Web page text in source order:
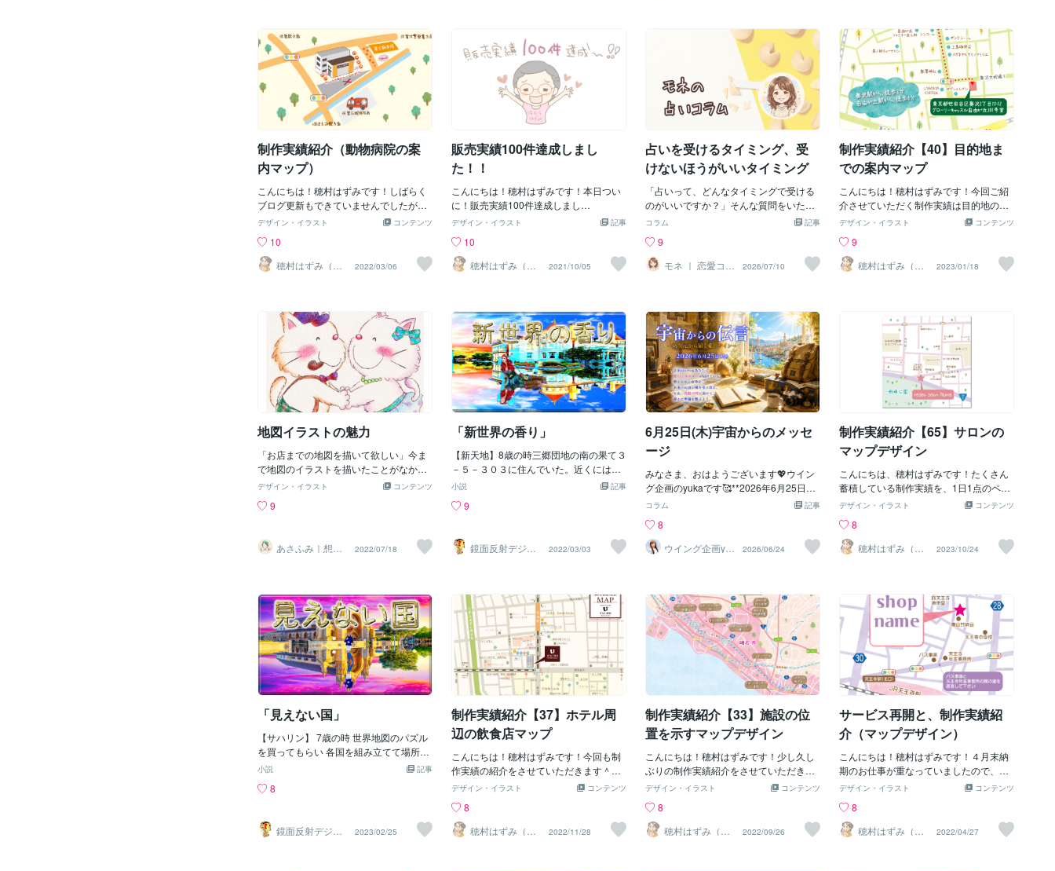
置情報を 作り上げてるとの事。 現在位置
情報を習得してる企業は みんな少しずつ
ズレが生じてて 位置情報を1企業で管理
するのが とても難しい状態です。 Googl
eもその例外にもれず 1企業で位置情報を
管理してるから 結構ずれが生じてて 精密
な位置情
地図が出会ったのは・・・なんて常套文
句から始めますが(笑)新卒でデザイナー
として勤めた会社で業務として携わった
ことがきっかけです。※経験年数は公開し
ているので、大体の年齢はわかってしま
いますね！そちらの会社では、全国各地
で行われるとあるイベントのため、一定
を作成するという大型ミッションが通常
業務に加えて年に２．３回発生していま
した。非常に短期間に大量の地図を書い
ては修正する日々…新米だった私がまず
最初に習ったのは・・・「くまのぬいぐ
るみのトレース」でした(笑)つまり、
「やってみて～☆」と。。。通常業務で
は直線を扱うことのほうが多かったの
で、当時の私には変化球でした⚾それで
はないことがほとんど（縫い目もなけれ
ばリボンもない！）なので、実は、イラ
ストレーターの技術だけで言えば、大し
たことはやっていないと思うのです。▶
誰に地図作成をお願いするかの基準さき
ほど、「作るのは簡単やで～」的な言い
方をしました。目的地周辺の情報があれ
ば、まあそれなりの地図は誰にでも作れ
ます。皆さんも、作れ！と言われれば、o
館内を、金色の光が優しく包み込んでい
ます。中二階へと続く螺旋階段。天井ま
で続く本棚には、古い歴史書や地図が静
かに並び、長い年月を越えて受け継がれ
てきた知恵が、今も息づいているようで
す。机の上には、これから向かう旅路を
が静かに広げられています📖未知の世界
は、恐れる場所ではありません。知ろう
とする心が、新しい扉を開いてくれま
す。ふと宇宙は、あなたへ優しく語りか
けます。「未来は、勇気だけではなく、
知ることでも広がってい
へ続く旅路に、新たな知恵という光を灯
してくれる一日。心が惹かれることを学
び、興味を持ったことを調べるだけで
ョン✨図書館へ行く✨今日はぜひ、図書
館へ足を運んでみましょう📚✨読みたい
本を探してもいい。気になっていたジャ
ンルを何気なく眺めてみるだけでも大丈
夫です🥰今のあなたに必要な一冊や、こ
れから進む道へのヒントが、思いがけな
い場所で待っているかもしれません。
「なんとなく気になる。」その直感こそ
が、宇宙から届く小さなサインなのです
変だから却下された。でも三郷団地なん
て言う辺境の田舎の近場なんて車で10分
の所にある三里駅のヨーカドーくらいし
かない。(´･д･`)ｼｮﾎﾞｰﾝそこでここから1番
近いレストランに食事に行こうとなり1番
近いレストランを本の地図を見て探し始
めた。地図で探した1番近いレストランは
隣町の「すかいらーく」と隣町の焼肉食
べ放題の店「じゃんじゃん」があった。
〓＝〓＝〓＝〓＝〓＝〓＝〓＝〓＝〓＝
〓【夢の国】そこで母親が焼肉食べ放題
の方が安いしたったの1人60分1000円だ
しここに決定と勝手に決めてしまう。俺
も肉が好きだったから今度の日曜日に行
くドライブがとても楽しみになってしま
いたらふく肉を食べようと喜んだ。そし
て日曜日早速初自家用車に乗り込み武蔵
野線の線路を超えた所にある焼肉屋「じ
がおかれてる巨大冷蔵庫がドーンと置か
れてた！その冷蔵庫に肉が山盛りに盛ら
れた大きなお皿がたくさん並んでてなん
と！そこお皿から自由にとりテーブルで
焼けると説明される！ﾋｨｰ(ﾟﾛﾟﾉ)ﾉ始めて
きた焼肉食べ放題の店は万里の長城に肉
が並んでる光景であまりの肉の多さに驚
き全部食べた
に張り付けて 国の位置の勉強をしてた。
この頃俺は 世界地図のパズルを組み立て
て 大体国の位置を知ってたから 生意気に
得意げな顔をしてた。 先生に質問される
と 知ってる事を自慢したいが為に 勢いよ
く手を上げて大きな声で 「はい！は
い！」と叫んだ。 そして先生にさされる
と 自信満々で国名を答えて 先生に褒めら
れて上機嫌になり ご満悦になってた。 °˖
☆◝(⁰▿⁰)◜☆˖° 〓＝〓＝〓＝〓＝〓＝〓＝
〓＝〓＝〓＝〓 【祖父の地図】 黒板に貼
られた世界地図を見ると パズルのソビエ
トと同じ 右側3分の2だけ何も書かれてな
く いつもこの事が不思議に感じてた。 こ
の何も書いてないシベリア部分は 寒すぎ
て人が住めないと聞いてたが 鉄道があり
駅もあるのだから 普通町位あるだろうと
感じてた。 なのでこの事を先生に聞と
は どんな町や村があるのか よけい知りた
くなってしまい 冒険心みたいのが沸いて
きた。 何かここには 特別な財宝があるよ
うな気がして この何も書かれ
制作実績紹介（動物病院の案
内マップ）
こんにちは！穂村はずみです！しばらく
ブログ更新もできていませんでしたが今
後も、何点か制作実績としてポートフォ
点ご紹介させていただきます＾＾1月に納
品させていただいた作品ですが、動物病
院の駐車場の案内マップです。オリジナ
たしました！オリジナル地図のデザイン
サービスはこちらです！外観写真をイラ
ストとして描かせていただくオリジナル
アイコンは有料オプションですが、世界
に１つだけの完全オリジナルのマップと
してご使用いただけるのでぜひご検討く
ださい(*＾＾*)まだまだ掲載予定の作品は
あとに控えていますので後日改めてご紹
介させていただきます♪
コンテンツ
デザイン・イラスト
10
穂村はずみ（ホ
ムラハズミ）
2022/03/06
販売実績100件達成しまし
た！！
こんにちは！穂村はずみです！本日つい
に！販売実績100件達成しまし
た〜〜！！！(*＾＾*)ありがとうございま
らご依頼の数が増えてきて気がつけば一
度プラチナランクに入ることもできたり
（震）リピーターさんもたくさんいらっ
ナル地図デザインのサービスです！目的
地の建物の外観写真を参考に、オリジナ
ルのアイコン制作（オプション）も可能
です！詳しくは↑出品サービスページご
ご覧ください＾＾次いでご依頼が多いの
はイラストのサービスです！１点3,000円
で承っていますが、複数の場合は別途お
見積もりいたしますのでどうぞお気軽に
お声かけください＾＾♪他にもいろいろ
スも少しずつ考えているので実績150
件、200件を目指して頑張ります！＾＾
記事
デザイン・イラスト
10
穂村はずみ（ホ
ムラハズミ）
2021/10/05
占いを受けるタイミング、受
けないほうがいいタイミング
「占いって、どんなタイミングで受ける
のがいいですか？」そんな質問をいただ
くことがあります。正直に言うと、「こ
ん。でも、「こんなときは占いが役に立
つな」と思うタイミングはあります。例
えば、迷っているとき。頭の中でぐるぐ
「本当は私はこうしたかったんだ。」そ
んな答えが、自分の口から出てくること
も少なくありません。また、「こうした
い」という気持ちはあるけれど、不安で
一歩が踏み出せないとき。そんなとき
も、占いはそっと背中を押してくれるこ
とがあります。私は、占いを地図みたい
なものだと思っています。道はいくつも
ある。その中で、「こっちもあるんだ」
と気づくための時間。今いる場所を確認
したり、少し先をイメージしたり。そん
なふうに使えると、占いはとても心強い
存在になります。反対に、あまりおすす
めしないタイミングもあります。それ
ときです。「あの人が変わってくれた
ら。」「あの人が連絡してくれたら。」
「上司がこうしてくれたら。」そんなふ
ってみてほしいのです。「私はどうした
い？」「私はどう動ける？」その問いに
目を向けるだけで、見える景色は少しず
つ変わってきます。一日で大きく変わる
ことはないかもしれません。でも、小さ
な気持ちの変化を積み重ねていくと、一
か月後には、自分も周りとの関係も少し
ずつ変わっていきます。占いは、未来を
知るためだけのものではありません。自
分の気持ちを言葉にして、自分らしい一
歩を
記事
コラム
9
モネ ｜ 恋愛コラ
ムニスト・占い
2026/07/10
制作実績紹介【40】目的地ま
での案内マップ
こんにちは！穂村はずみです！今回ご紹
介させていただく制作実績は目的地の建
物までの案内マップです！リピーター様
赤い点線でルート案内を示したマップで
す。パステルカラーでふんわりとしたイ
メージに仕上げました！マップデザイン
納期のお仕事のご依頼・お問い合わせを
承っています。1月末までのお仕事は、内
容により承ることが難しい可能性がござ
います。判断に迷われたらお気軽にお問
い合わせください！
コンテンツ
デザイン・イラスト
9
穂村はずみ（ホ
ムラハズミ）
2023/01/18
地図イラストの魅力
「お店までの地図を描いて欲しい」今ま
で地図のイラストを描いたことがなかっ
たのですが今回のご依頼で 新たな自分
ご依頼いただいたのがミシンのお店だっ
地図イラストにしました♪わかりやすさ
を重視しながらお店に行ってみたくなる
地図をワクワクしながら描かせて頂きま
した。ただの地図がこんな面白いものに
なるなんて☆どうか沢山のお客様の心に
このワクワクがお裾分けできますように
♪
コンテンツ
デザイン・イラスト
9
あさふみ｜想い
に寄り添うイラ
2022/07/18
「新世界の香り」
【新天地】8歳の時三郷団地の南の果て３
－５－３０３に住んでいた。近くには広
大な空き地の「蛇山」と言う三郷市が管
はいつもこのこの空き地に行き1人で遊ん
ら玩具や巡りをして玩具を眺めたり本屋
巡りをして立ち読みをしてた。(´∀｀*)ｳﾌﾌ
所を見つけたくなる。そして俺は自転車
に乗って三郷団地内の遠くまで行き知ら
ない場所を探してみた。三郷団地は自転
車で１周するだけでも30分くらいかかる
凄く大きな団地でまだ知らない場所がた
くさんある。〓＝〓＝〓＝〓＝〓＝〓＝
〓＝〓＝〓＝〓＝〓【地図をください】
俺は自転車に乗って行った事がない北側
にどんどん向かって行った。((o(*´∀`*)o))
ﾜｸﾜｸ♪しばらく自転車で走ると未知の場
所に突入しとりあえずお店がある場所を
探した。俺はこの知らない場所でも玩具
屋と本屋を探してた。それは知らない場
所のお店に行けば初めて見る特別な物が
ある気がして期待に胸を膨らませてたか
ら。でも知らない場所の探索なんて右も
左も解らずどこに何があるのか解らな
い。こんな状態で自転車で走ってると団
記事
小説
9
鏡面反射デジタ
ルアート製作所
2022/03/03
6月25日(木)宇宙からのメッセ
ージ
みなさま、おはようございます💖ウイン
グ企画のyukaです🥰**2026年6月25日
(木)**今朝、宇宙から届いているのは、✨
の外には、明るい朝の光が広がっていま
す☀️✨（関東は実際には雨ですが…☔）
その光の先には、まだ見ぬ景色や、これ
出る前、私たちは荷物を整えます🧳けれ
ど本当に大切なのは、持ち物を揃えるこ
とだけではありません。「これからどこ
へ向かいたいのか」「どんな景色を見て
みたいのか」そんな未来への想いを描く
ことも、大切な旅支度のひとつです🗺️✨
今日の宇宙は、そんなあなたへ優しく語
りかけています🥰✨「すべてを決めなく
ても大丈夫ですよ」✨人生という旅に、
完璧な地図はありません。だからこそ、
心が少しワクワクする方向へ目を向ける
ことが大切なのです🌿✨今日は、「やら
なければならないこと」よりも、「やっ
てみたいこと」に意識を向けてみてくだ
へ続く扉が隠れているかもしれません✨
焦らなくて大丈夫😊今は未来を描く時間
です📖✨あなたの心が向かいたい場所
記事
コラム
8
ウイング企画yuk
a
2026/06/24
制作実績紹介【65】サロンの
マップデザイン
こんにちは、穂村はずみです！たくさん
蓄積している制作実績を、1日1点のペー
スで小出しでご紹介していきます！＾＾
プデザインのご依頼をいただきました。
事前に店舗の店内写真、雰囲気を拝見し
てそれに合うような色合いでデザインさ
とくすんだ色合いをメインに使っていま
す。現在は、チラシやパンフレットのお
仕事がとても多くマップのお仕事は少な
くなってきているのですがご依頼はいつ
でも承っています＾＾かわいい〜ポップ
なテイストでの地図をお考えの方はぜひ
一度、お気軽にお声かけください＾＾
コンテンツ
デザイン・イラスト
8
穂村はずみ（ホ
ムラハズミ）
2023/10/24
「見えない国」
【サハリン】 7歳の時 世界地図のパズル
を買ってもらい 各国を組み立てて場所を
覚え 毎日飽きるまで遊んでた。 そんな中
いてない島があり 真っ白な謎の国があっ
「サハリン」という場所で どこの国にも
属してなかった。 この事をお祖母ちゃん
記事
小説
8
鏡面反射デジタ
ルアート製作所
2023/02/25
制作実績紹介【37】ホテル周
辺の飲食店マップ
こんにちは！穂村はずみです！今回も制
作実績の紹介をさせていただきます＾＾
ホテル周辺の飲食店をまとめたマップの
い雰囲気のポップなマップを作ることが
多いですが今回はホテルの雰囲気にあわ
せてシックで大人っぽいイメージで作成
コンテンツ
デザイン・イラスト
8
穂村はずみ（ホ
ムラハズミ）
2022/11/28
制作実績紹介【33】施設の位
置を示すマップデザイン
こんにちは！穂村はずみです！少し久し
ぶりの制作実績紹介をさせていただきま
す＾＾実績として紹介させていただく作
いつも公開タイミングを見て更新してい
ます。というのも、ポートフォリオや制
作実績を更新すると、そのタイミングで
コンテンツ
デザイン・イラスト
8
穂村はずみ（ホ
ムラハズミ）
2022/09/26
サービス再開と、制作実績紹
介（マップデザイン）
こんにちは！穂村はずみです！４月末納
期のお仕事が重なっていましたので、少
しの間、新規のお仕事の受付を停止して
開させていただきました！＾＾そして少
し前の制作実績をご紹介します＾＾お店
のマップデザインのご依頼をいただきま
コンテンツ
デザイン・イラスト
8
穂村はずみ（ホ
ムラハズミ）
2022/04/27